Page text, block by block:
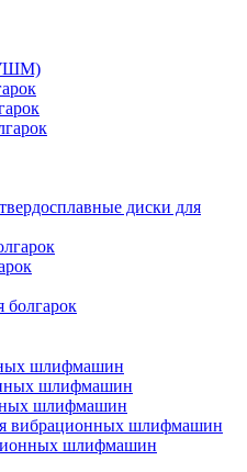
диски для
шлифмашин
шлифмашин
шлифмашин
вибрационных шлифмашин
шлифмашин